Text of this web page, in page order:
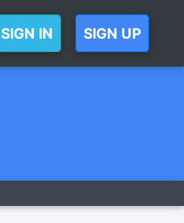
SIGN IN SIGN UP